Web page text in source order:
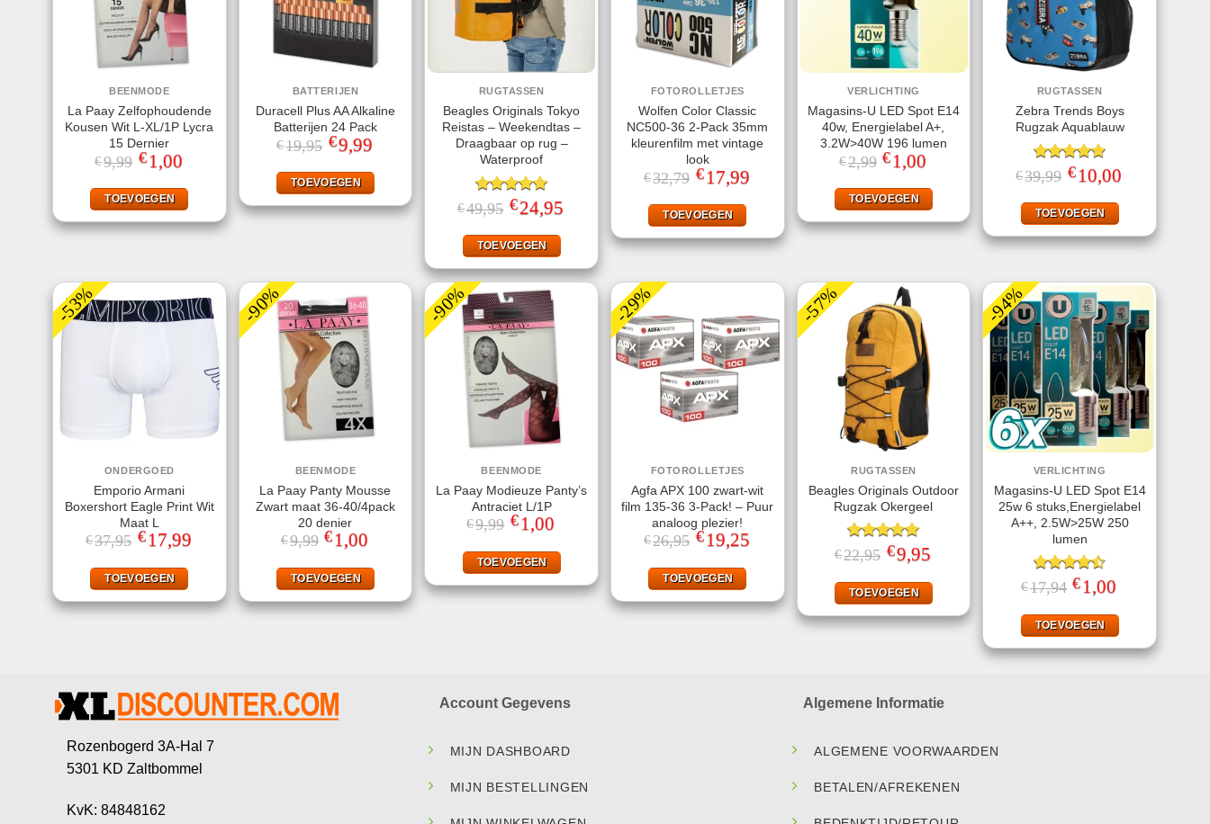
BEENMODE
La Paay Zelfophoudende
Kousen Wit L-XL/1P Lycra
15 Dernier
€9,99 Oorspronkelijke
prijs
€9,99.
€ 1,00Huidige
€1,00.
TOEVOEGEN
BATTERIJEN
Duracell Plus AA Alkaline
Batterijen 24 Pack
€19,95 Oorspronkelijke
prijs
€19,95.
€9,99Huidige
€9,99.
TOEVOEGEN
RUGTASSEN
Beagles Originals Tokyo
Reistas – Weekendtas –
Draagbaar op rug –
Waterproof
Gewaardeerd
5.00uit 5
€49,95 Oorspronkelijke
prijs
€49,95.
€24,95prijs
TOEVOEGEN
FOTOROLLETJES
Wolfen Color Classic
NC500-36 2-Pack 35mm
kleurenfilm met vintage
look
€32,79 Oorspronkelijke
prijs
€32,79.
€ 17,99Huidige
TOEVOEGEN
VERLICHTING
Magasins-U LED Spot E14
40w, Energielabel A+,
3.2W>40W 196 lumen
€2,99 Oorspronkelijke
prijs
€2,99.
€ 1,00
€1,00.
TOEVOEGEN
RUGTASSEN
Zebra Trends Boys
Rugzak Aquablauw
Gewaardeerd
5.00uit 5
€39,99 Oorspronkelijke
prijs
€39,99.
€ 10,00Huidige
TOEVOEGEN
-53%
ONDERGOED
Emporio Armani
Boxershort Eagle Print Wit
Maat L
€37,95 Oorspronkelijke
prijs
€37,95.
€ 17,99Huidige
TOEVOEGEN
-90%
BEENMODE
La Paay Panty Mousse
Zwart maat 36-40/4pack
20 denier
€9,99 Oorspronkelijke
prijs
€9,99.
€ 1,00
€1,00.
TOEVOEGEN
-90%
BEENMODE
La Paay Modieuze Panty’s
Antraciet L/1P
€9,99 Oorspronkelijke
prijs
€9,99.
€ 1,00Huidige
€1,00.
TOEVOEGEN
-29%
FOTOROLLETJES
Agfa APX 100 zwart-wit
film 135-36 3-Pack! – Puur
analoog plezier!
€26,95 Oorspronkelijke
prijs
€26,95.
€ 19,25prijs
TOEVOEGEN
-57%
RUGTASSEN
Beagles Originals Outdoor
Rugzak Okergeel
Gewaardeerd
5.00 uit 5
€22,95 Oorspronkelijke
prijs
€22,95.
€9,95prijs
€9,95.
TOEVOEGEN
-94%
VERLICHTING
Magasins-U LED Spot E14
25w 6 stuks,Energielabel
A++, 2.5W>25W 250
lumen
Gewaardeerd
4.50 uit 5
€17,94 Oorspronkelijke
prijs
€17,94.
€ 1,00
€1,00.
TOEVOEGEN
Rozenbogerd 3A-Hal 7
5301 KD Zaltbommel
KvK: 84848162
Account Gegevens
MIJN DASHBOARD
MIJN BESTELLINGEN
Algemene Informatie
ALGEMENE VOORWAARDEN
BETALEN/AFREKENEN